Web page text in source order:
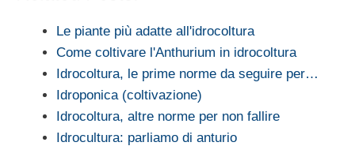
Le piante più adatte all'idrocoltura
Come coltivare l'Anthurium in idrocoltura
Idrocoltura, le prime norme da seguire per…
Idroponica (coltivazione)
Idrocoltura, altre norme per non fallire
Idrocultura: parliamo di anturio